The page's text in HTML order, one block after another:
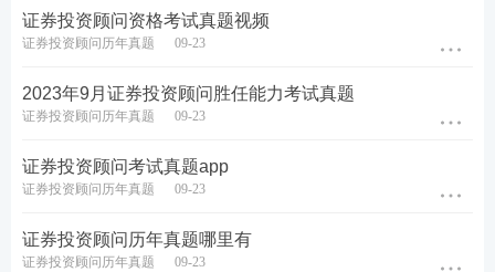
证券投资顾问资格考试真题视频
证券投资顾问历年真题 09-23
2023年9月证券投资顾问胜任能力考试真题
证券投资顾问历年真题 09-23
证券投资顾问考试真题app
证券投资顾问历年真题 09-23
证券投资顾问历年真题哪里有
证券投资顾问历年真题 09-23